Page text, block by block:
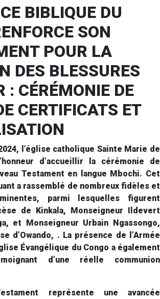
BIBLIQUE DU
SON
POUR LA
DES BLESSURES
: CÉRÉMONIE DE
CERTIFICATS ET
l’église catholique Sainte Marie de
d’accueillir la cérémonie de
Testament en langue Mbochi. Cet
a rassemblé de nombreux fidèles et
parmi lesquelles figurent
de Kinkala, Monseigneur Ildevert
et Monseigneur Urbain Ngassongo,
d’Owando, . La présence de l’Armée
Évangélique du Congo a également
d’une réelle communion
représente une avancée